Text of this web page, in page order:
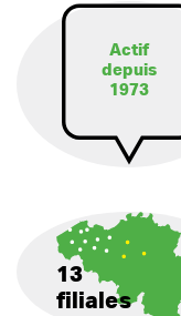
Actif
depuis
1973
13
filiales